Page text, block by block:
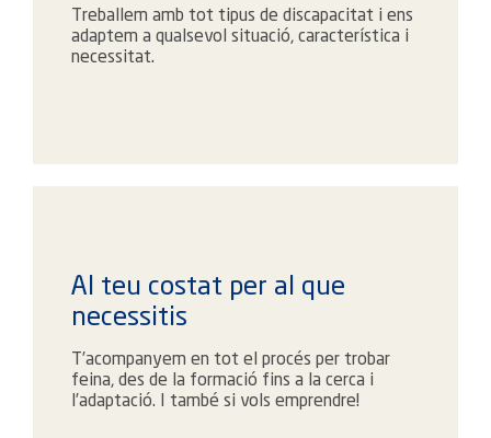
Treballem amb tot tipus de discapacitat i ens
adaptem a qualsevol situació, característica i
necessitat.
Al teu costat per al que
necessitis
T’acompanyem en tot el procés per trobar
feina, des de la formació fins a la cerca i
l’adaptació. I també si vols emprendre!